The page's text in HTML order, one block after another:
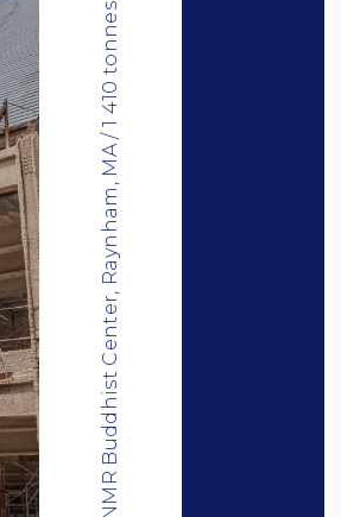
NMR Buddhist Center, Raynham, MA / 1 410 tonnes